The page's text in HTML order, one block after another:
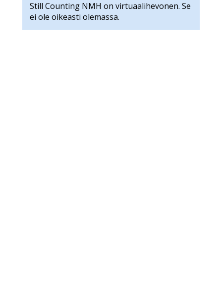
Still Counting NMH on virtuaalihevonen. Se
ei ole oikeasti olemassa.